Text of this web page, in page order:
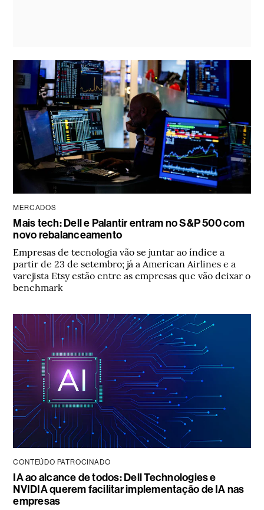
MERCADOS
Mais tech: Dell e Palantir entram no S&P 500 com
novo rebalanceamento
Empresas de tecnologia vão se juntar ao índice a
partir de 23 de setembro; já a American Airlines e a
varejista Etsy estão entre as empresas que vão deixar o
benchmark
CONTEÚDO PATROCINADO
IA ao alcance de todos: Dell Technologies e
NVIDIA querem facilitar implementação de IA nas
empresas